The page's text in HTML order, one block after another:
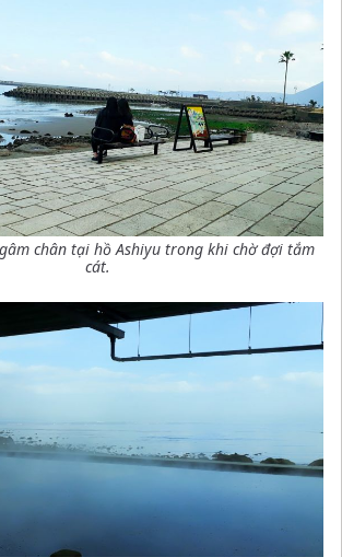
chân tại hồ Ashiyu trong khi chờ đợi tắm
cát.